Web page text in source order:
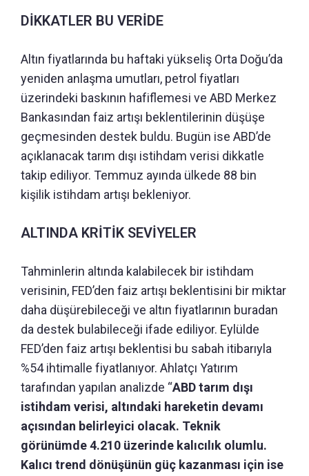
DİKKATLER BU VERİDE
Altın fiyatlarında bu haftaki yükseliş Orta Doğu’da
yeniden anlaşma umutları, petrol fiyatları
üzerindeki baskının hafiflemesi ve ABD Merkez
Bankasından faiz artışı beklentilerinin düşüşe
geçmesinden destek buldu. Bugün ise ABD’de
açıklanacak tarım dışı istihdam verisi dikkatle
takip ediliyor. Temmuz ayında ülkede 88 bin
kişilik istihdam artışı bekleniyor.
ALTINDA KRİTİK SEVİYELER
Tahminlerin altında kalabilecek bir istihdam
verisinin, FED’den faiz artışı beklentisini bir miktar
daha düşürebileceği ve altın fiyatlarının buradan
da destek bulabileceği ifade ediliyor. Eylülde
FED’den faiz artışı beklentisi bu sabah itibarıyla
%54 ihtimalle fiyatlanıyor. Ahlatçı Yatırım
tarafından yapılan analizde “ABD tarım dışı
istihdam verisi, altındaki hareketin devamı
açısından belirleyici olacak. Teknik
görünümde 4.210 üzerinde kalıcılık olumlu.
Kalıcı trend dönüşünün güç kazanması için ise